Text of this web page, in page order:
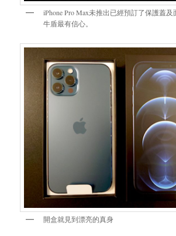
iPhone Pro Max未推出已經預訂了保護蓋
牛盾最有信心。
開盒就見到漂亮的真身